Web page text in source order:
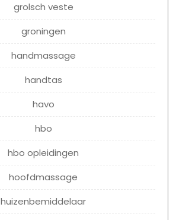
grolsch veste
groningen
handmassage
handtas
havo
hbo
hbo opleidingen
hoofdmassage
huizenbemiddelaar